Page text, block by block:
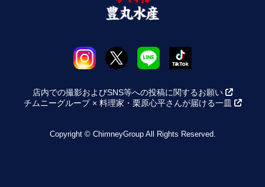
店内での撮影およびSNS等への投稿に関するお願い
チムニーグループ × 料理家・栗原心平さんが届ける一皿
Copyright © ChimneyGroup All Rights Reserved.